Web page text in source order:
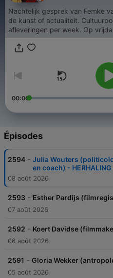
Nachtelijk gesprek van Femke
de kunst of actualiteit.
afleveringen per week. Op
00:00
Épisodes
2594 - Julia Wouters
en coach) - HERHALING
08 août 2026
2593 - Esther Pardijs
07 août 2026
2592 - Koert Davidse
06 août 2026
2591 - Gloria Wekker
05 août 2026